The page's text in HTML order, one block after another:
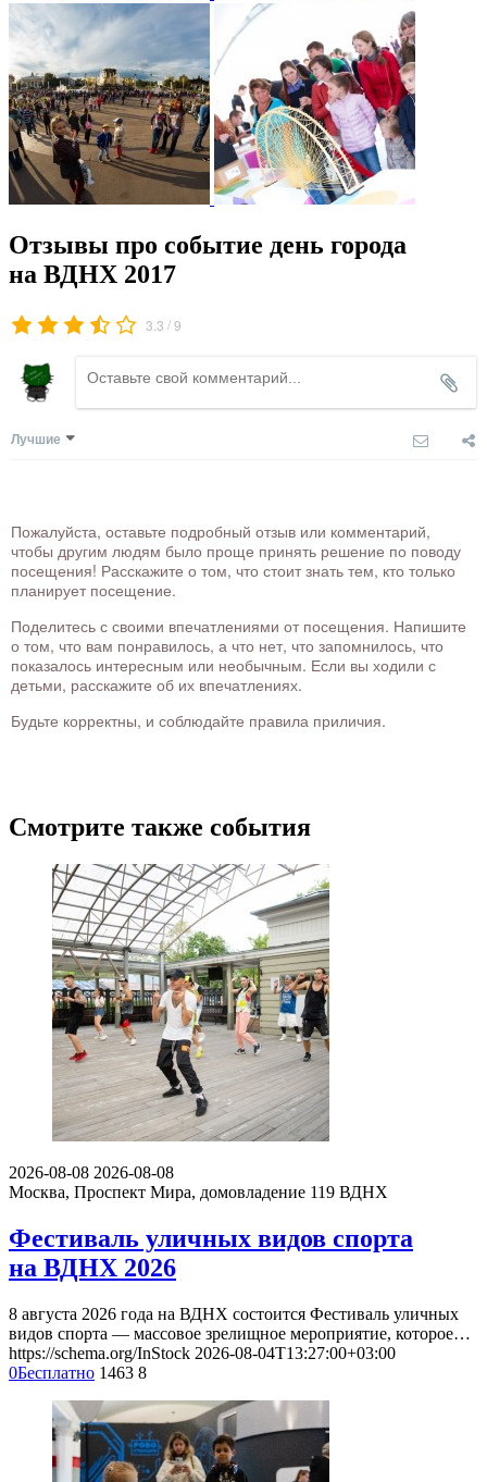
Отзывы про событие день города
на ВДНХ 2017
3.3 /9
Лучшие
Пожалуйста, оставьте подробный отзыв или комментарий,
чтобы другим людям было проще принять решение по поводу
посещения! Расскажите о том, что стоит знать тем, кто только
планирует посещение.
Поделитесь с своими впечатлениями от посещения. Напишите
о том, что вам понравилось, а что нет, что запомнилось, что
показалось интересным или необычным. Если вы ходили с
детьми, расскажите об их впечатлениях.
Будьте корректны, и соблюдайте правила приличия.
Смотрите также события
2026-08-08 2026-08-08
Москва, Проспект Мира, домовладение 119 ВДНХ
Фестиваль уличных видов спорта
на ВДНХ 2026
8 августа 2026 года на ВДНХ состоится Фестиваль уличных
видов спорта — массовое зрелищное мероприятие, которое…
https://schema.org/InStock 2026-08-04T13:27:00+03:00
0Бесплатно 1463 8